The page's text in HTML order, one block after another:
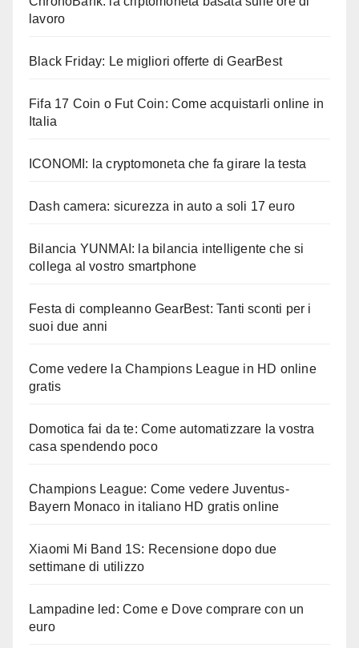
lavoro
Black Friday: Le migliori offerte di GearBest
Fifa 17 Coin o Fut Coin: Come acquistarli online in
Italia
ICONOMI: la cryptomoneta che fa girare la testa
Dash camera: sicurezza in auto a soli 17 euro
Bilancia YUNMAI: la bilancia intelligente che si
collega al vostro smartphone
Festa di compleanno GearBest: Tanti sconti per i
suoi due anni
Come vedere la Champions League in HD online
gratis
Domotica fai da te: Come automatizzare la vostra
casa spendendo poco
Champions League: Come vedere Juventus-
Bayern Monaco in italiano HD gratis online
Xiaomi Mi Band 1S: Recensione dopo due
settimane di utilizzo
Lampadine led: Come e Dove comprare con un
euro